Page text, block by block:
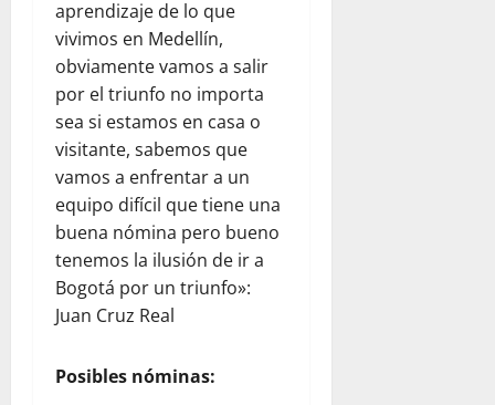
aprendizaje de lo que
vivimos en Medellín,
obviamente vamos a salir
por el triunfo no importa
sea si estamos en casa o
visitante, sabemos que
vamos a enfrentar a un
equipo difícil que tiene una
buena nómina pero bueno
tenemos la ilusión de ir a
Bogotá por un triunfo»:
Juan Cruz Real
Posibles nóminas: